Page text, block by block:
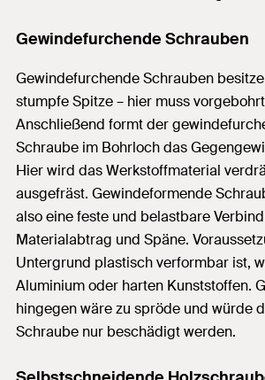
Gewindefurchende Schrauben
Gewindefurchende Schrauben
stumpfe Spitze – hier muss
Anschließend formt der
Schraube im Bohrloch das
Hier wird das Werkstoffmaterial
ausgefräst. Gewindeformende
also eine feste und belastbare
Materialabtrag und Späne.
Untergrund plastisch verformbar ist,
Aluminium oder harten Kunststoffen.
hingegen wäre zu spröde und würde
Schraube nur beschädigt werden.